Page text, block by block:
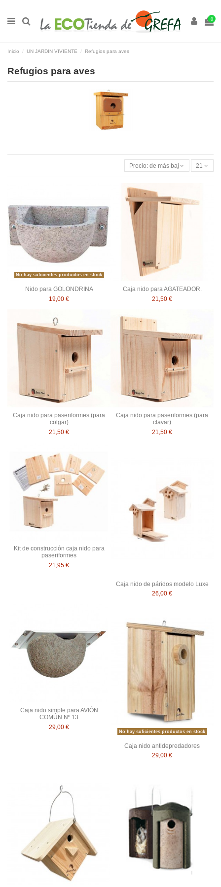
0
Inicio UN JARDIN VIVIENTE Refugios para aves
Refugios para aves
Precio: de más bajo a más alto
21
No hay suficientes productos en stock
Nido para GOLONDRINA
19,00 €
Caja nido para AGATEADOR.
21,50 €
Caja nido para paseriformes (para
colgar)
21,50 €
Caja nido para paseriformes (para
clavar)
21,50 €
Kit de construcción caja nido para
paseriformes
21,95 €
Caja nido de páridos modelo Luxe
26,00 €
Caja nido simple para AVIÓN
COMÚN Nº 13
29,00 €
No hay suficientes productos en stock
Caja nido antidepredadores
29,00 €